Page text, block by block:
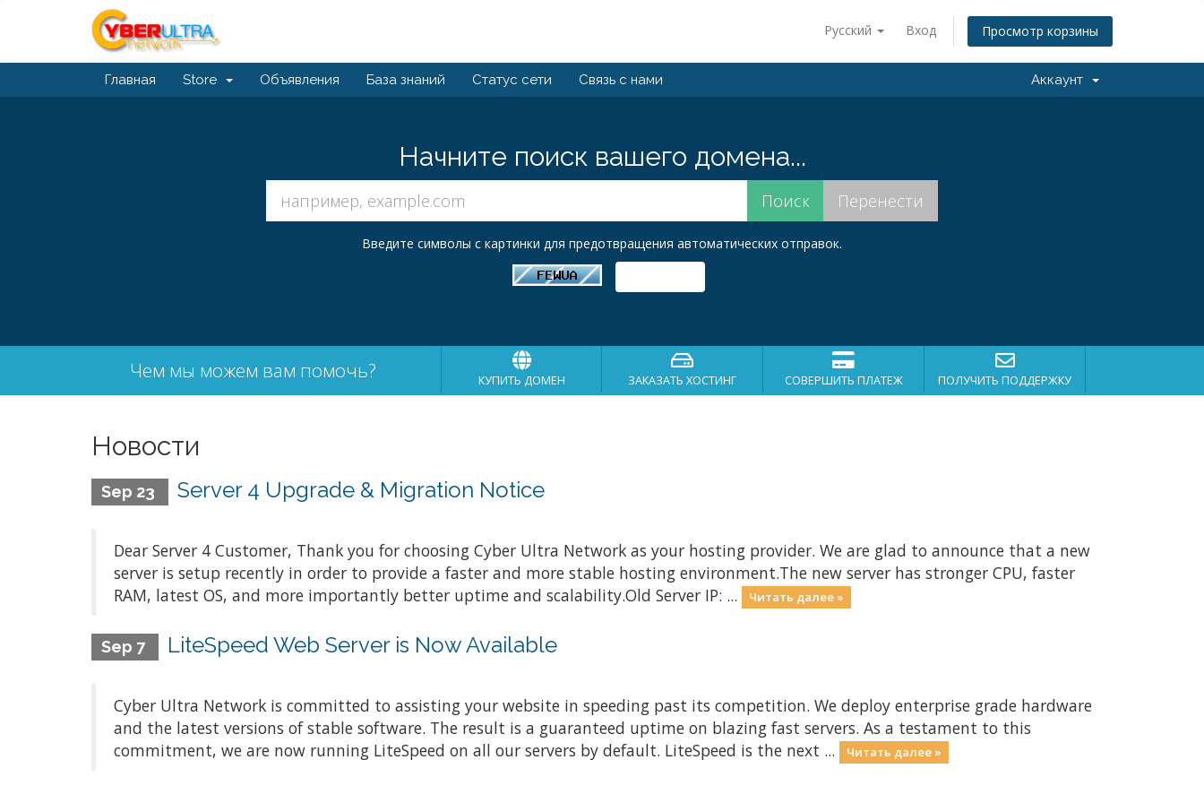
Русский Вход Просмотр корзины
Главная Store Объявления База знаний Статус сети Связь с нами Аккаунт
Начните поиск вашего домена...
Введите символы с картинки для предотвращения автоматических отправок.
Чем мы можем вам помочь? КУПИТЬ ДОМЕН ЗАКАЗАТЬ ХОСТИНГ СОВЕРШИТЬ ПЛАТЕЖ ПОЛУЧИТЬ ПОДДЕРЖКУ
Новости
Sep 23 Server 4 Upgrade & Migration Notice
Dear Server 4 Customer, Thank you for choosing Cyber Ultra Network as your hosting provider. We are glad to announce that a new
server is setup recently in order to provide a faster and more stable hosting environment.The new server has stronger CPU, faster
RAM, latest OS, and more importantly better uptime and scalability.Old Server IP: ...
Читать далее »
Sep 7 LiteSpeed Web Server is Now Available
Cyber Ultra Network is committed to assisting your website in speeding past its competition. We deploy enterprise grade hardware
and the latest versions of stable software. The result is a guaranteed uptime on blazing fast servers. As a testament to this
commitment, we are now running LiteSpeed on all our servers by default. LiteSpeed is the next ...
Читать далее »